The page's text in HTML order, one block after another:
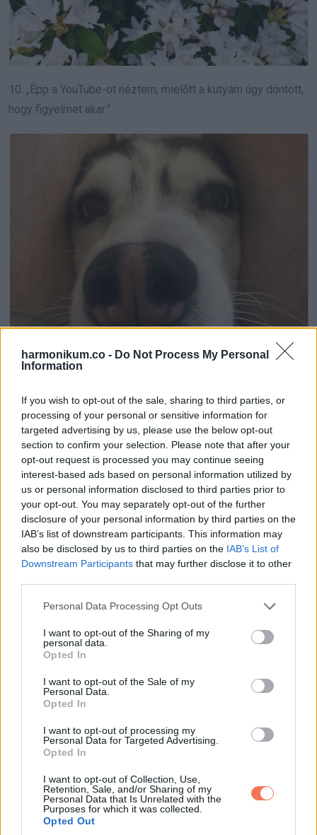
harmonikum.co - Do Not Process My Personal
Information
If you wish to opt-out of the sale, sharing to third parties, or
processing of your personal or sensitive information for
targeted advertising by us, please use the below opt-out
section to confirm your selection. Please note that after your
opt-out request is processed you may continue seeing
interest-based ads based on personal information utilized by
us or personal information disclosed to third parties prior to
your opt-out. You may separately opt-out of the further
disclosure of your personal information by third parties on the
IAB’s list of downstream participants. This information may
also be disclosed by us to third parties on the IAB’s List of
Downstream Participants that may further disclose it to other
Please note that this website/app uses one or more Google
not limited to your visit or usage behaviour. You may click to
grant or deny consent to Google and its third-party tags to
use your data for below specified purposes in below Google
consent section.
Personal Data Processing Opt Outs
I want to opt-out of the Sharing of my
personal data.
Opted In
I want to opt-out of the Sale of my
Personal Data.
Opted In
I want to opt-out of processing my
Personal Data for Targeted Advertising.
Opted In
I want to opt-out of Collection, Use,
Retention, Sale, and/or Sharing of my
Personal Data that Is Unrelated with the
Purposes for which it was collected.
Opted Out
10. „Épp a YouTube-ot néztem, mielőtt a kutyám úgy döntött,
hogy figyelmet akar.”
11. „A feleségem lepett meg ezzel!”
12. „Megtaláltam ezt a régi születésnapi üdvözlőlapot, amit
apukámnak készítettem!”